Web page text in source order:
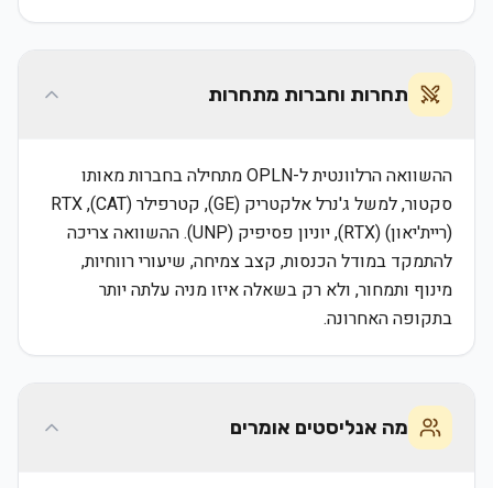
תחרות וחברות מתחרות
ההשוואה הרלוונטית ל-OPLN מתחילה בחברות מאותו
סקטור, למשל ג'נרל אלקטריק (GE), קטרפילר (CAT), RTX
(ריית'יאון) (RTX), יוניון פסיפיק (UNP). ההשוואה צריכה
להתמקד במודל הכנסות, קצב צמיחה, שיעורי רווחיות,
מינוף ותמחור, ולא רק בשאלה איזו מניה עלתה יותר
בתקופה האחרונה.
מה אנליסטים אומרים